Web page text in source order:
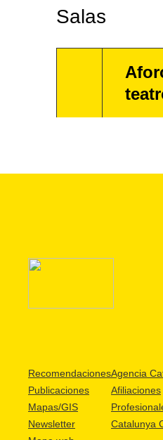
Salas
Recomendaciones
Publicaciones
Mapas/GIS
Newsletter
Agencia
Afiliaciones
Catalunya